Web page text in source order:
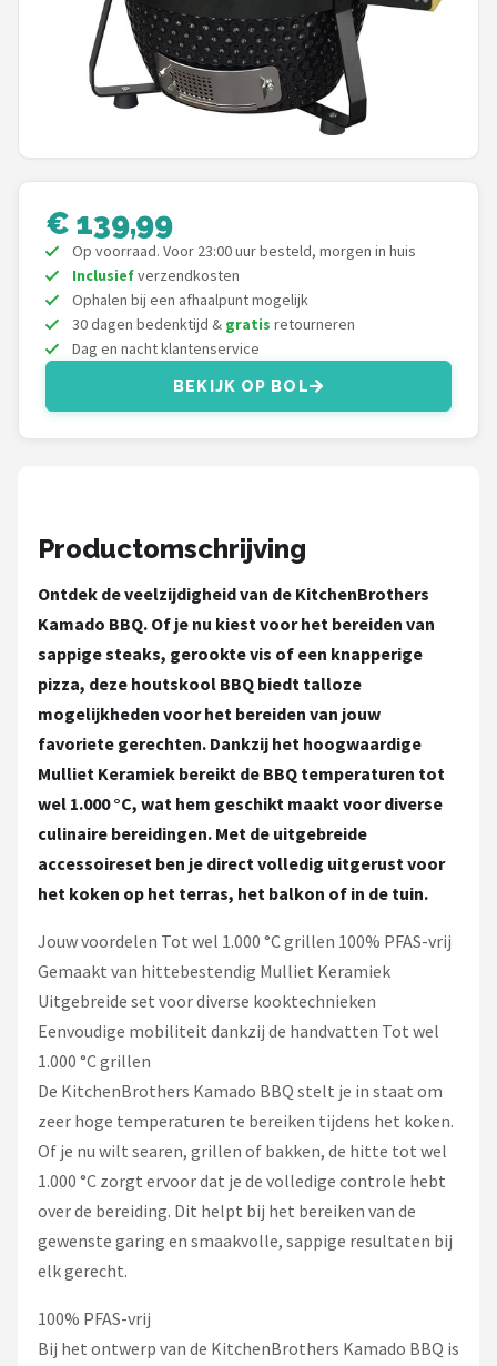
The Bastard
Napoleon
Yakiniku
Mustang
Patton
Alle merken →
€ 139,99
Op voorraad. Voor 23:00 uur besteld, morgen in huis
Inclusiefverzendkosten
Ophalen bij een afhaalpunt mogelijk
30 dagen bedenktijd & gratis retourneren
Dag en nacht klantenservice
BEKIJK OP BOL
Productomschrijving
Ontdek de veelzijdigheid van de KitchenBrothers
Kamado BBQ. Of je nu kiest voor het bereiden van
sappige steaks, gerookte vis of een knapperige
pizza, deze houtskool BBQ biedt talloze
mogelijkheden voor het bereiden van jouw
favoriete gerechten. Dankzij het hoogwaardige
Mulliet Keramiek bereikt de BBQ temperaturen tot
wel 1.000 °C, wat hem geschikt maakt voor diverse
culinaire bereidingen. Met de uitgebreide
accessoireset ben je direct volledig uitgerust voor
het koken op het terras, het balkon of in de tuin.
Jouw voordelen Tot wel 1.000 °C grillen 100% PFAS-vrij
Gemaakt van hittebestendig Mulliet Keramiek
Uitgebreide set voor diverse kooktechnieken
Eenvoudige mobiliteit dankzij de handvatten Tot wel
1.000 °C grillen
De KitchenBrothers Kamado BBQ stelt je in staat om
zeer hoge temperaturen te bereiken tijdens het koken.
Of je nu wilt searen, grillen of bakken, de hitte tot wel
1.000 °C zorgt ervoor dat je de volledige controle hebt
over de bereiding. Dit helpt bij het bereiken van de
gewenste garing en smaakvolle, sappige resultaten bij
elk gerecht.
100% PFAS-vrij
Bij het ontwerp van de KitchenBrothers Kamado BBQ is